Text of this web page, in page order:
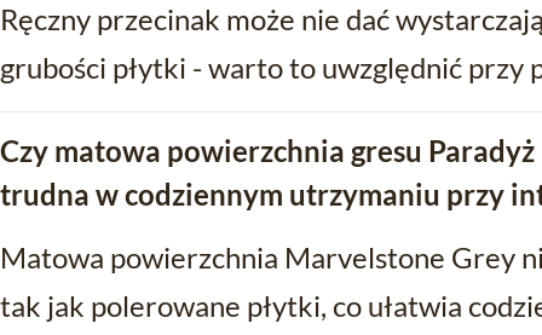
Ręczny przecinak może nie dać
grubości płytki - warto to uwzględnić przy
Czy matowa powierzchnia gresu
trudna w codziennym utrzymaniu przy
Matowa powierzchnia Marvelstone Grey
tak jak polerowane płytki, co ułatwia